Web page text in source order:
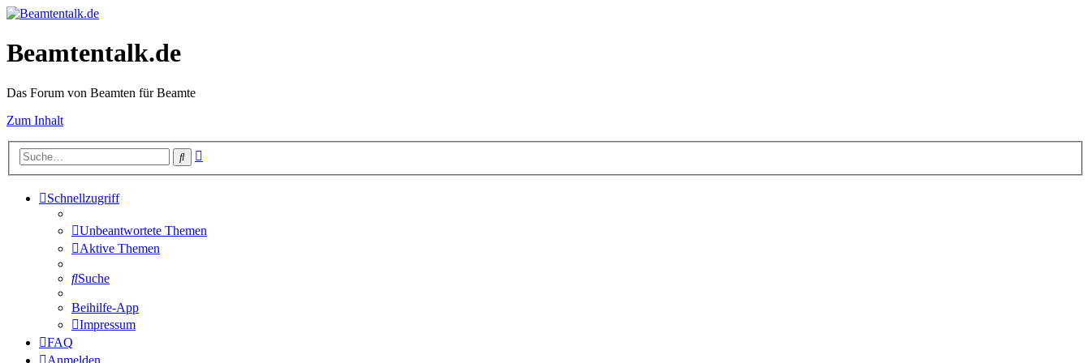
Beamtentalk.de
Das Forum von Beamten für Beamte
Zum Inhalt
Suche
Schnellzugriff
Unbeantwortete Themen
Aktive Themen
Suche
Beihilfe-App
Impressum
FAQ